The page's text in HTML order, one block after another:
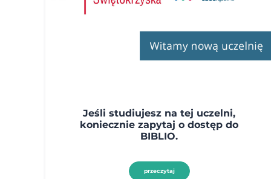
Jeśli studiujesz na tej uczelni,
koniecznie zapytaj o dostęp do
BIBLIO.
przeczytaj